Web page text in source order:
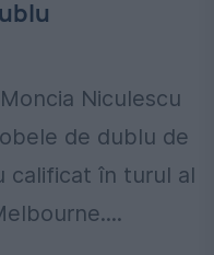
Niculescu
de dublu de
calificat în turul al